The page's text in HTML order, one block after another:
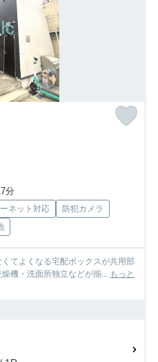
分
ネット対応
防犯カメラ
てよくなる宅配ボックスが共用部
機・洗面所独立などが揃... もっと